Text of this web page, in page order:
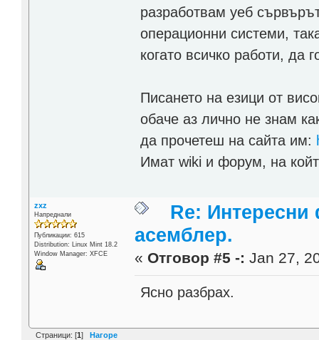
разработвам уеб
операционни системи,
когато всичко работи,
Писането на езици от
обаче аз лично не знам
да прочетеш на сайта им:
Имат wiki и форум, на
zxz
Напреднали
Публикации: 615
Distribution: Linux Mint 18.2
Window Manager: XFCE
Re: Интересни
асемблер.
« Отговор #5 -: Jan 27,
Ясно разбрах.
Страници: [1] Нагоре